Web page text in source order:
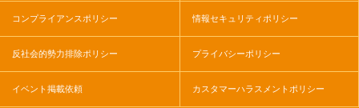
コンプライアンスポリシー 情報セキュリティポリシー
反社会的勢力排除ポリシー プライバシーポリシー
イベント掲載依頼 カスタマーハラスメントポリシー